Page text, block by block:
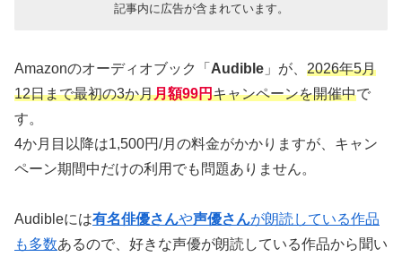
記事内に広告が含まれています。
Amazonのオーディオブック「 Audible 」が、 2026年5月
12日まで最初の3か月月額99円キャンペーンを開催中で
す。
4か月目以降は1,500円/月の料金がかかりますが、キャン
ペーン期間中だけの利用でも問題ありません。
Audibleには有名俳優さんや声優さんが朗読している作品
も多数あるので、好きな声優が朗読している作品から聞い